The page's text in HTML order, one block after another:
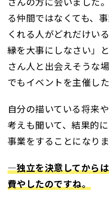
る仲間ではなくても、
くれる人がどれだけい
縁を大事にしなさい」
さん人と出会えそうな
でもイベントを主催し
自分の描いている将来
考えも聞いて、結果的
事業をすることになりま
―独立を決意してから
費やしたのですね。